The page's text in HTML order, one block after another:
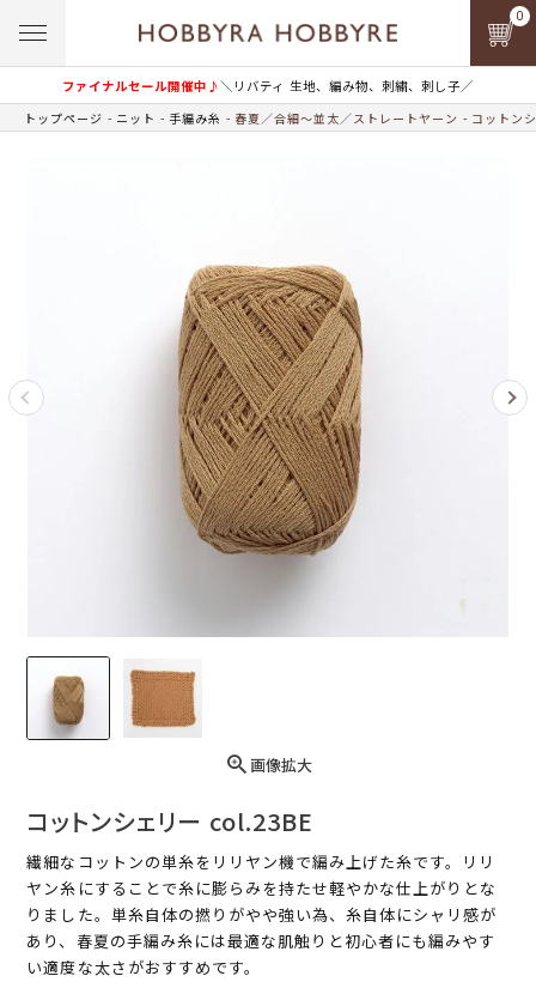
ファイナルセール開催中♪＼リバティ 生地、編み物、刺繍、刺し子／
0
トップページ ニット 手編み糸 春夏／合細～並太／ストレートヤーン コットン
画像拡大
コットンシェリー col.23BE
繊細なコットンの単糸をリリヤン機で編み上げた糸です。リリ
ヤン糸にすることで糸に膨らみを持たせ軽やかな仕上がりとな
りました。単糸自体の撚りがやや強い為、糸自体にシャリ感が
あり、春夏の手編み糸には最適な肌触りと初心者にも編みやす
い適度な太さがおすすめです。